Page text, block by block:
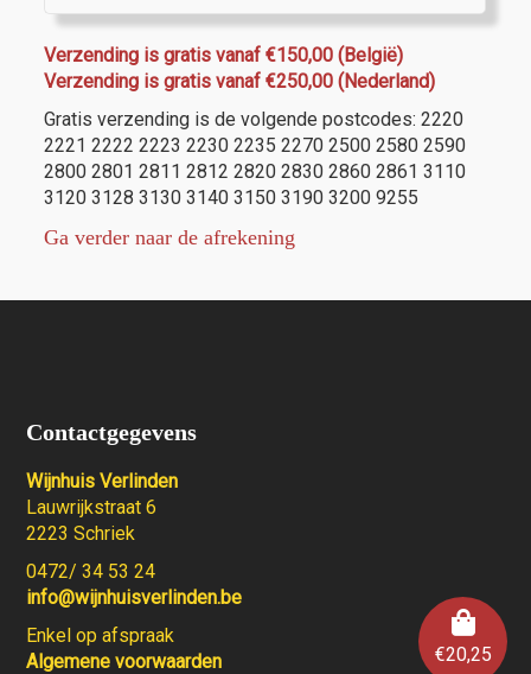
€20,25
Verzending is gratis vanaf €150,00 (België)
Verzending is gratis vanaf €250,00 (Nederland)
Gratis verzending is de volgende postcodes: 2220
2221 2222 2223 2230 2235 2270 2500 2580 2590
2800 2801 2811 2812 2820 2830 2860 2861 3110
3120 3128 3130 3140 3150 3190 3200 9255
Ga verder naar de afrekening
Contactgegevens
Wijnhuis Verlinden
Lauwrijkstraat 6
2223 Schriek
0472/ 34 53 24
info@wijnhuisverlinden.be
Enkel op afspraak
Algemene voorwaarden